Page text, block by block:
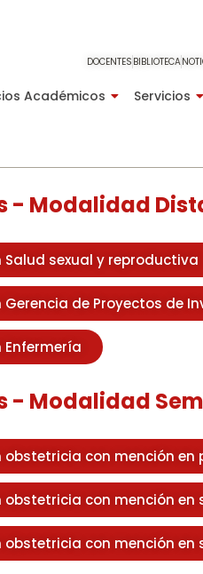
DOCENTES BIBLIOTECA
Académicos Servicios
- Modalidad
Salud sexual y reproductiva
de Proyectos de
Enfermería
- Modalidad
obstetricia con mención
obstetricia con mención en
obstetricia con mención en